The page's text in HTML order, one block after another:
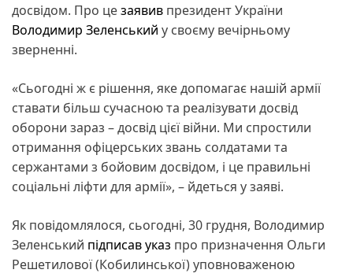
досвідом. Про цезаявив президент України
Володимир Зеленський у своєму вечірньому
зверненні.
«Сьогодні ж є рішення, яке допомагає нашій армії
ставати більш сучасною та реалізувати досвід
оборони зараз – досвід цієї війни. Ми спростили
отримання офіцерських звань солдатами та
сержантами з бойовим досвідом, і це правильні
соціальні ліфти для армії», – йдеться у заяві.
Як повідомлялося, сьогодні, 30 грудня, Володимир
Зеленський підписав указ про призначення Ольги
Решетилової (Кобилинської) уповноваженою